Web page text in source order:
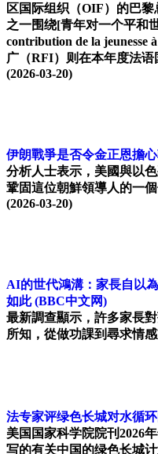
区国际组织（OIF）的巴
之一围绕[青年对一个平和
contribution de la jeunesse
广（RFI）则在本年度法
(2026-03-20)
伊朗戰爭是否令金正恩擔
分析人士表示，美國與以
鞏固這位朝鮮領導人的一
(2026-03-20)
AI的世代鴻溝：家長自以
如此 (BBC中文网)
最新調查顯示，許多家長
所知，從做功課到尋求情感
法专家评绿色长城对水循
美国国家科学院院刊2026
写的有关中国的绿色长城